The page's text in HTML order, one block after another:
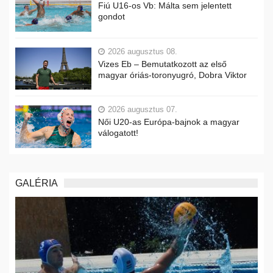
Fiú U16-os Vb: Málta sem jelentett
gondot
2026 augusztus 08.
Vizes Eb – Bemutatkozott az első
magyar óriás-toronyugró, Dobra Viktor
2026 augusztus 07.
Női U20-as Európa-bajnok a magyar
válogatott!
GALÉRIA